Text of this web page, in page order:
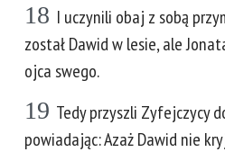
18 I uczynili obaj z sobą
został Dawid w lesie, ale
ojca swego.
19 Tedy przyszli Zyfejczycy
powiadając: Azaż Dawid nie